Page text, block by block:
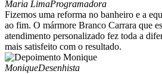
Maria LimaProgramadora
Fizemos uma reforma no banheiro e a
ao fim. O mármore Branco Carrara que
atendimento personalizado fez toda a
mais satisfeito com o resultado.
MoniqueDesenhista